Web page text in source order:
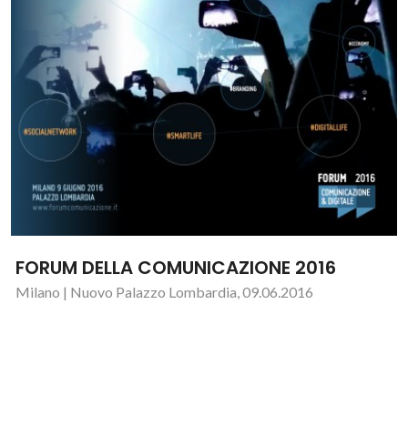
FORUM DELLA COMUNICAZIONE 2016
Milano | Nuovo Palazzo Lombardia, 09.06.2016